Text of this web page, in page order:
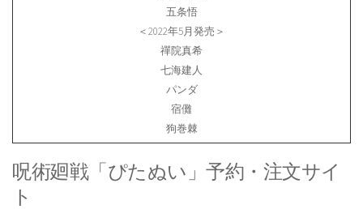
五条悟
＜2022年5月発売＞
禪院真希
七海建人
パンダ
宿儺
狗巻棘
呪術廻戦「ぴたぬい」予約・注文サイ
ト